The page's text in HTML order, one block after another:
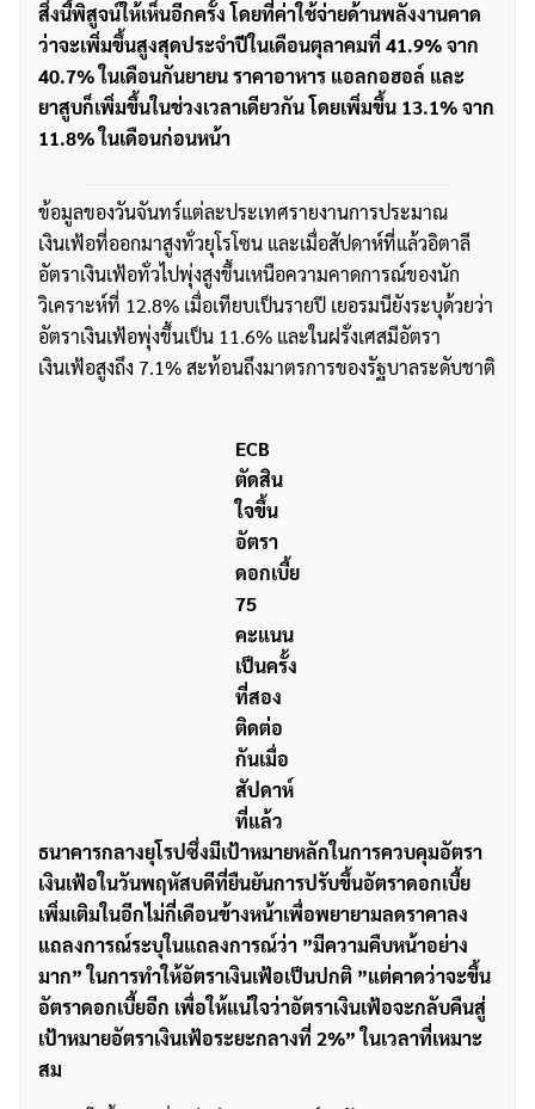
สิ่งนี้พิสูจน์ให้เห็นอีกครั้ง โดยที่ค่าใช้จ่ายด้านพลังงานคาด
ว่าจะเพิ่มขึ้นสูงสุดประจำปีในเดือนตุลาคมที่ 41.9% จาก
40.7% ในเดือนกันยายน ราคาอาหาร แอลกอฮอล์ และ
ยาสูบก็เพิ่มขึ้นในช่วงเวลาเดียวกัน โดยเพิ่มขึ้น 13.1% จาก
11.8% ในเดือนก่อนหน้า
ข้อมูลของวันจันทร์แต่ละประเทศรายงานการประมาณ
เงินเฟ้อที่ออกมาสูงทั่วยุโรโซน และเมื่อสัปดาห์ที่แล้วอิตาลี
อัตราเงินเฟ้อทั่วไปพุ่งสูงขึ้นเหนือความคาดการณ์ของนัก
วิเคราะห์ที่ 12.8% เมื่อเทียบเป็นรายปี เยอรมนียังระบุด้วยว่า
อัตราเงินเฟ้อพุ่งขึ้นเป็น 11.6% และในฝรั่งเศสมีอัตรา
เงินเฟ้อสูงถึง 7.1% สะท้อนถึงมาตรการของรัฐบาลระดับชาติ
ECB
ตัดสิน
ใจขึ้น
อัตรา
ดอกเบี้ย
75
คะแนน
เป็นครั้ง
ที่สอง
ติดต่อ
กันเมื่อ
สัปดาห์
ที่แล้ว
ธนาคารกลางยุโรปซึ่งมีเป้าหมายหลักในการควบคุมอัตรา
เงินเฟ้อในวันพฤหัสบดีที่ยืนยันการปรับขึ้นอัตราดอกเบี้ย
เพิ่มเติมในอีกไม่กี่เดือนข้างหน้าเพื่อพยายามลดราคาลง
แถลงการณ์ระบุในแถลงการณ์ว่า ”มีความคืบหน้าอย่าง
มาก” ในการทำให้อัตราเงินเฟ้อเป็นปกติ ”แต่คาดว่าจะขึ้น
อัตราดอกเบี้ยอีก เพื่อให้แน่ใจว่าอัตราเงินเฟ้อจะกลับคืนสู่
เป้าหมายอัตราเงินเฟ้อระยะกลางที่ 2%” ในเวลาที่เหมาะ
สม